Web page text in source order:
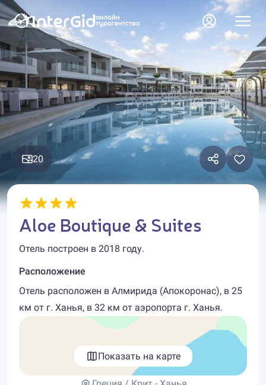
20
Aloe Boutique & Suites
Отель построен в 2018 году.
Расположение
Отель расположен в Алмирида (Апокоронас), в 25
км от г. Ханья, в 32 км от аэропорта г. Ханья.
Показать на карте